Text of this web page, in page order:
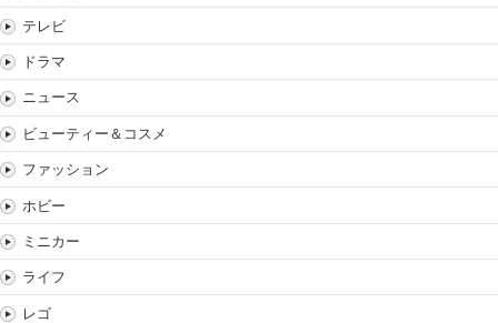
テレビ
ドラマ
ニュース
ビューティー＆コスメ
ファッション
ホビー
ミニカー
ライフ
レゴ